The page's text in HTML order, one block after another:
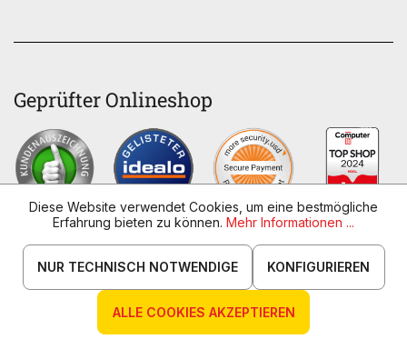
Geprüfter Onlineshop
Zahlungsarten
Diese Website verwendet Cookies, um eine bestmögliche
Erfahrung bieten zu können. Mehr Informationen ...
NUR TECHNISCH NOTWENDIGE KONFIGURIEREN
ALLE COOKIES AKZEPTIEREN